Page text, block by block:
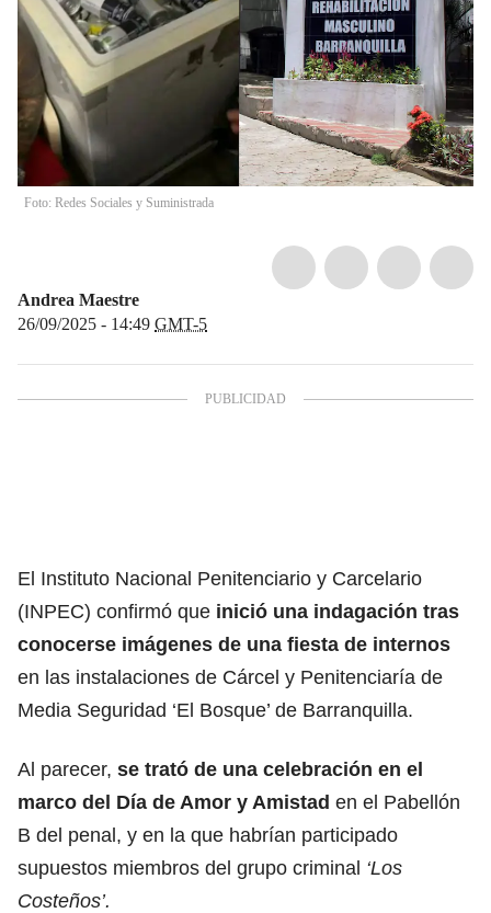
Foto: Redes Sociales y Suministrada
Andrea Maestre
26/09/2025 - 14:49 GMT-5
El Instituto Nacional Penitenciario y Carcelario
(INPEC) confirmó que inició una indagación tras
conocerse imágenes de una fiesta de internos
en las instalaciones de Cárcel y Penitenciaría de
Media Seguridad ‘El Bosque’ de Barranquilla.
Al parecer, se trató de una celebración en el
marco del Día de Amor y Amistad en el Pabellón
B del penal, y en la que habrían participado
supuestos miembros del grupo criminal ‘Los
Costeños’.